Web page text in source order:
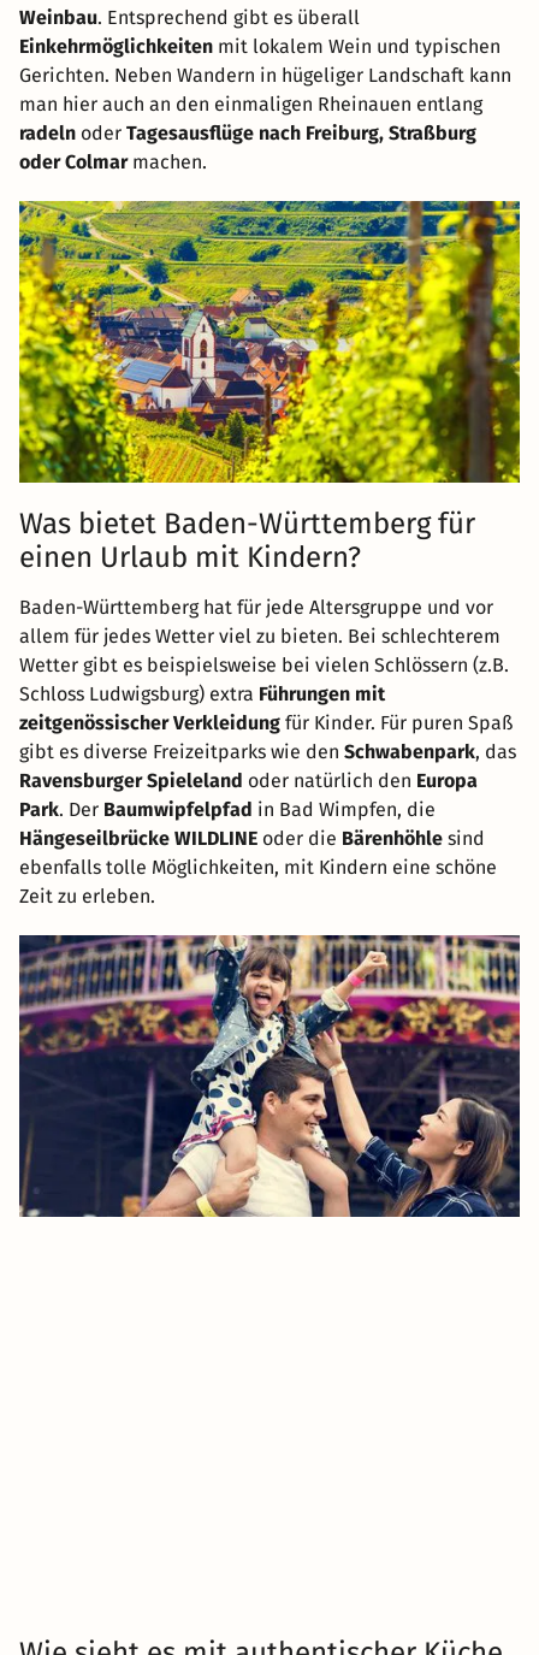
Weinbau. Entsprechend gibt es überall
Einkehrmöglichkeiten mit lokalem Wein und typischen
Gerichten. Neben Wandern in hügeliger Landschaft kann
man hier auch an den einmaligen Rheinauen entlang
radeln oder Tagesausflüge nach Freiburg, Straßburg
oder Colmarmachen.
Was bietet Baden-Württemberg für
einen Urlaub mit Kindern?
Baden-Württemberg hat für jede Altersgruppe und vor
allem für jedes Wetter viel zu bieten. Bei schlechterem
Wetter gibt es beispielsweise bei vielen Schlössern (z.B.
Schloss Ludwigsburg) extra Führungen mit
zeitgenössischer Verkleidung für Kinder. Für puren Spaß
gibt es diverse Freizeitparks wie den Schwabenpark, das
Ravensburger Spieleland oder natürlich den Europa
Park. Der Baumwipfelpfad in Bad Wimpfen, die
Hängeseilbrücke WILDLINE oder die Bärenhöhle sind
ebenfalls tolle Möglichkeiten, mit Kindern eine schöne
Zeit zu erleben.